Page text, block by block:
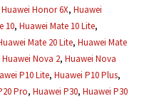
Huawei Honor 6X, Huawei
10, Huawei Mate 10 Lite,
Mate 20 Lite, Huawei Mate
Huawei Nova 2, Huawei Nova
P10 Lite, Huawei P10 Plus,
Pro, Huawei P30, Huawei P30